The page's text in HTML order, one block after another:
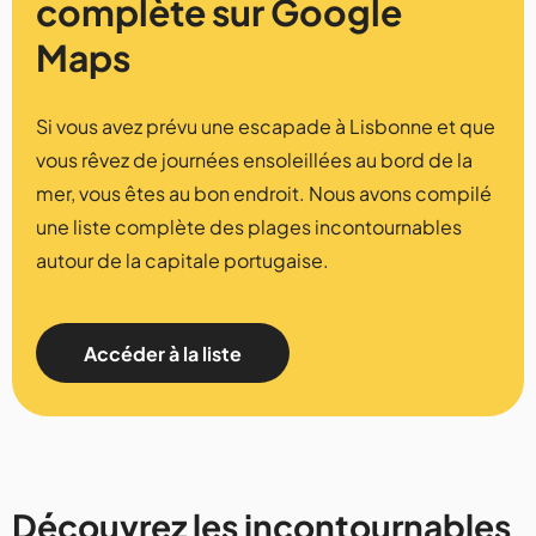
complète sur Google
Maps
Si vous avez prévu une escapade à Lisbonne et que
vous rêvez de journées ensoleillées au bord de la
mer, vous êtes au bon endroit. Nous avons compilé
une liste complète des plages incontournables
autour de la capitale portugaise.
Accéder à la liste
Découvrez les incontournables